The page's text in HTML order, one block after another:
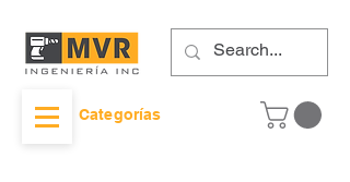
Categorías